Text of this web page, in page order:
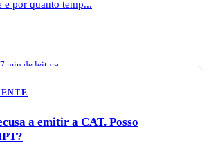
e por quanto temp...
min de leitura
a emitir a CAT. Posso